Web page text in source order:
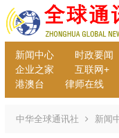
新闻中心 时政要闻
企业之家
互联网+
港澳台
律师在线
中华全球通讯社 新闻